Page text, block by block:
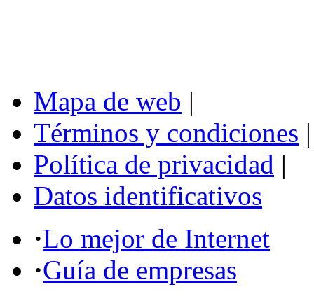
Mapa de web |
Términos y condiciones |
Política de privacidad |
Datos identificativos
·Lo mejor de Internet
·Guía de empresas